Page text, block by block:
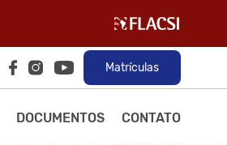
Matrículas
DOCUMENTOS CONTATO